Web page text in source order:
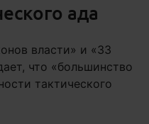
ада
власти» и «33
что «большинство
тактического